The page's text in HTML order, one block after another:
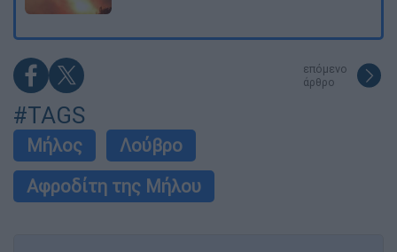
επόμενο
άρθρο
#TAGS
Μήλος
Λούβρο
Αφροδίτη της Μήλου